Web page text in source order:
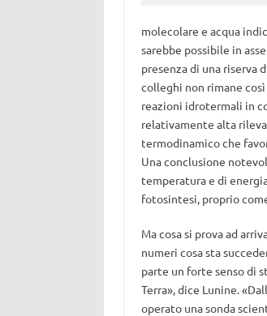
molecolare e acqua
sarebbe possibile in
presenza di una riserva
colleghi non rimane
reazioni idrotermali in
relativamente alta
termodinamico che
Una conclusione
temperatura e di
fotosintesi, proprio
Ma cosa si prova ad
numeri cosa sta
parte un forte senso di
Terra», dice Lunine.
operato una sonda